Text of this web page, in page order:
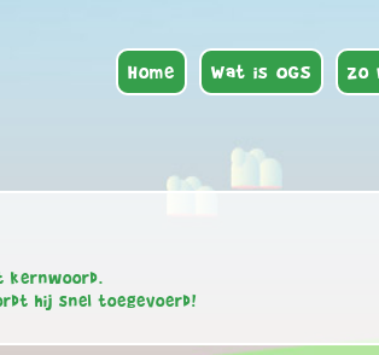
Home Wat is OGS Zo
kernwoord.
hij snel toegevoerd!